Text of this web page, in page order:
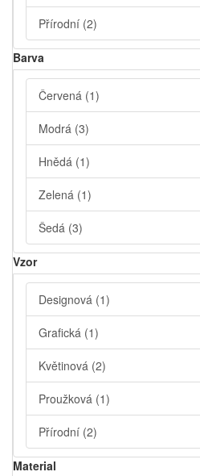
Přírodní (2)
Barva
Červená (1)
Modrá (3)
Hnědá (1)
Zelená (1)
Šedá (3)
Vzor
Designová (1)
Grafická (1)
Květinová (2)
Proužková (1)
Přírodní (2)
Material